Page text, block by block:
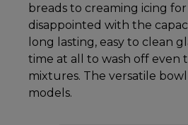
breads to creaming icing
disappointed with the
long lasting, easy to clean
time at all to wash off even
mixtures. The versatile
models.